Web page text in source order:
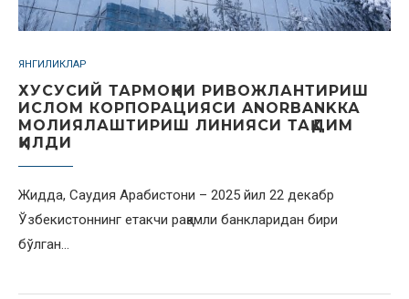
ЯНГИЛИКЛАР
ХУСУСИЙ ТАРМОҚНИ РИВОЖЛАНТИРИШ
ИСЛОМ КОРПОРАЦИЯСИ ANORBANKКА
МОЛИЯЛАШТИРИШ ЛИНИЯСИ ТАҚДИМ
ҚИЛДИ
Жидда, Саудия Арабистони – 2025 йил 22 декабр
Ўзбекистоннинг етакчи рақамли банкларидан бири
бўлган…